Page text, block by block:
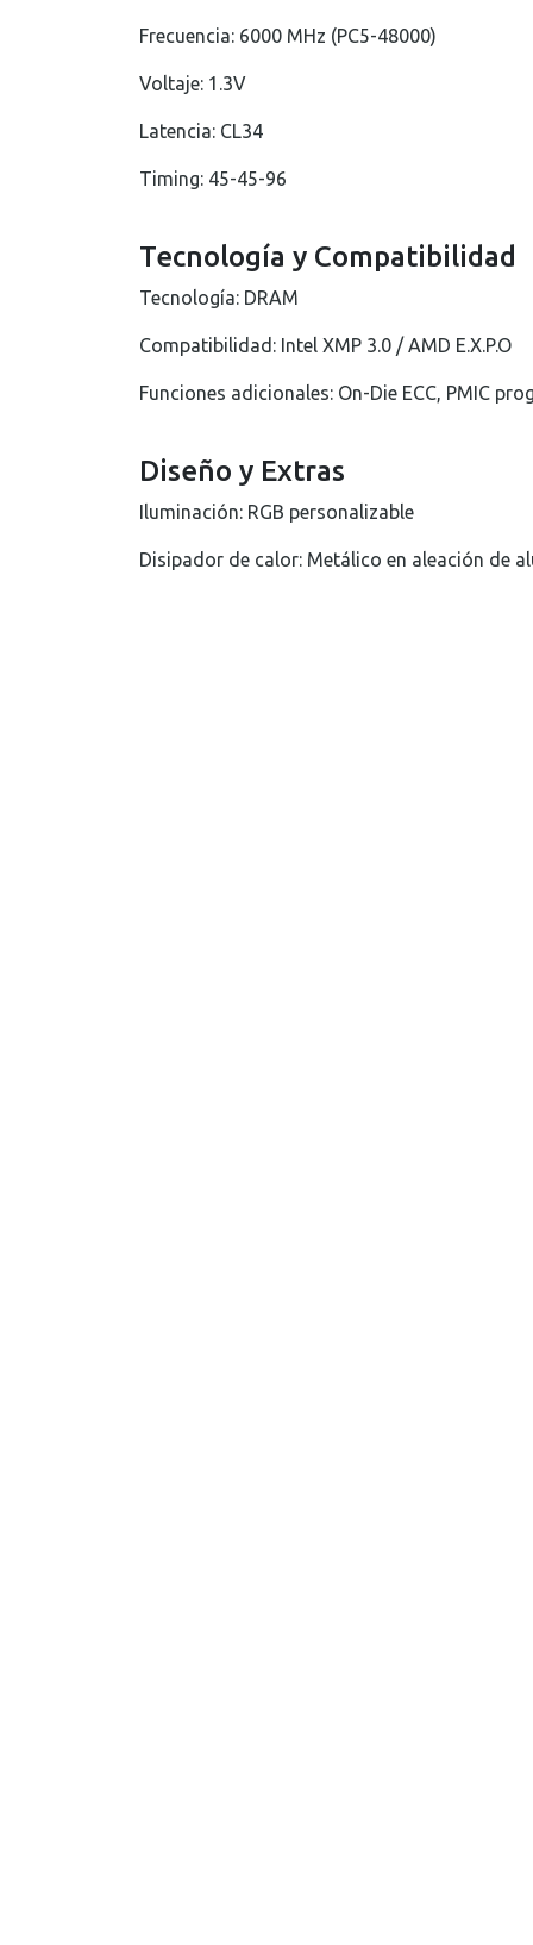
Frecuencia: 6000 MHz (PC5-48000)
Voltaje: 1.3V
Latencia: CL34
Timing: 45-45-96
Tecnología y Compatibilidad
Tecnología: DRAM
Compatibilidad: Intel XMP 3.0 / AMD E.X.P.O
Funciones adicionales: On-Die ECC, PMIC
Diseño y Extras
Iluminación: RGB personalizable
Disipador de calor: Metálico en aleación de